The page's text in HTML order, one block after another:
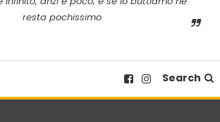
resta pochissimo
Search